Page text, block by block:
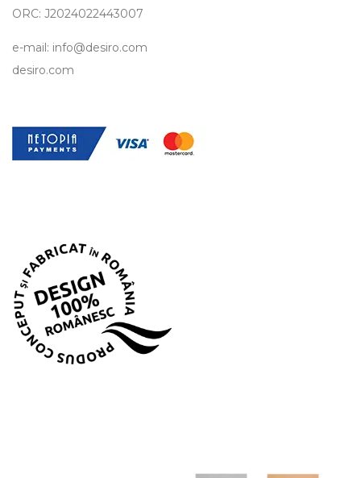
ORC: J2024022443007
e-mail: info@desiro.com
desiro.com